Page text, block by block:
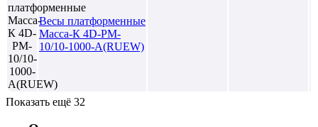
Весы платформенные
Масса-К 4D-PM-
10/10-1000-A(RUEW)
Показать ещё 32